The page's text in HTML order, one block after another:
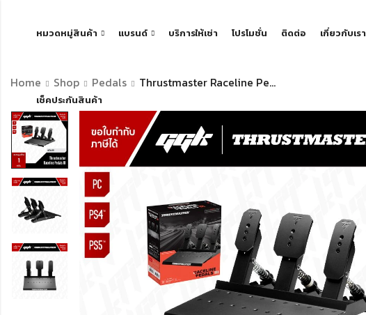
หมวดหมู่สินค้า แบรนด์ บริการให้เช่า โปรโมชั่น ติดต่อ เกี่ยวกับเรา
เช็คประกันสินค้า
Home Shop Pedals Thrustmaster Raceline Pedals III – แป้นเท้า T598 ซิมเรซซิ่งโมดูลาร์ พร้อม H.E.A.R.T. Sensors